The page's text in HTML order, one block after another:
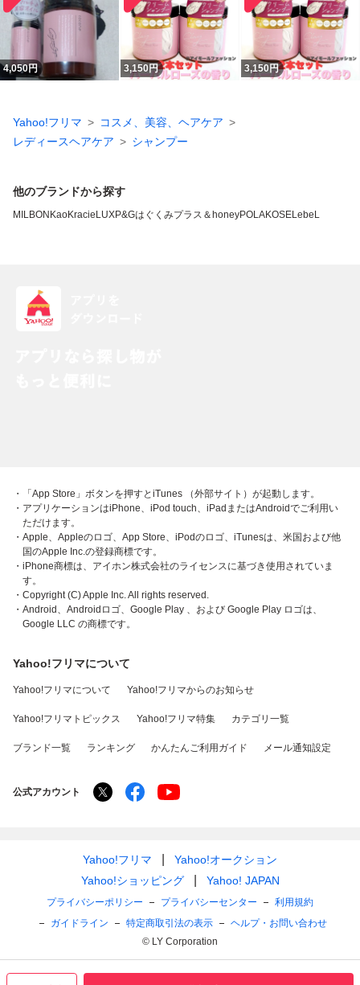
4,050円 3,150 円 3,150 円
Yahoo!フリマ
コスメ、美容、ヘアケア
レディースヘアケア
シャンプー
他のブランドから探す
MILBON KaoKracie LUXP&Gはぐくみプラス ＆honeyPOLAKOSELebeL
・「App Store」ボタンを押すとiTunes （外部サイト）が起動します。
・アプリケーションはiPhone、iPod touch、iPadまたはAndroidでご利用い
ただけます。
・Apple、Appleのロゴ、App Store、iPodのロゴ、iTunesは、米国および他
国のApple Inc.の登録商標です。
・iPhone商標は、アイホン株式会社のライセンスに基づき使用されていま
す。
・Copyright (C) Apple Inc. All rights reserved.
・Android、Androidロゴ、Google Play 、および Google Play ロゴは、
Google LLC の商標です。
Yahoo!フリマについて
Yahoo!フリマについて Yahoo!フリマからのお知らせ
Yahoo!フリマトピックス Yahoo!フリマ特集 カテゴリ一覧
ブランド一覧 ランキング かんたんご利用ガイド メール通知設定
公式アカウント
Yahoo!フリマ
Yahoo!オークション
Yahoo!ショッピング
Yahoo! JAPAN
プライバシーポリシー プライバシーセンター
利用規約
ガイドライン
特定商取引法の表示
ヘルプ・お問い合わせ
© LY Corporation